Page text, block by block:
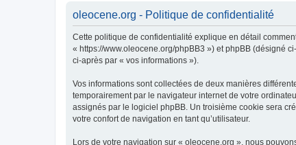
oleocene.org - Politique de confidentialité
Cette politique de confidentialité explique en détail
« https://www.oleocene.org/phpBB3 ») et phpBB (désigné
ci-après par « vos informations »).
Vos informations sont collectées de deux manières
temporairement par le navigateur internet de votre
assignés par le logiciel phpBB. Un troisième cookie sera
votre confort de navigation en tant qu’utilisateur.
Lors de votre navigation sur « oleocene.org », nous